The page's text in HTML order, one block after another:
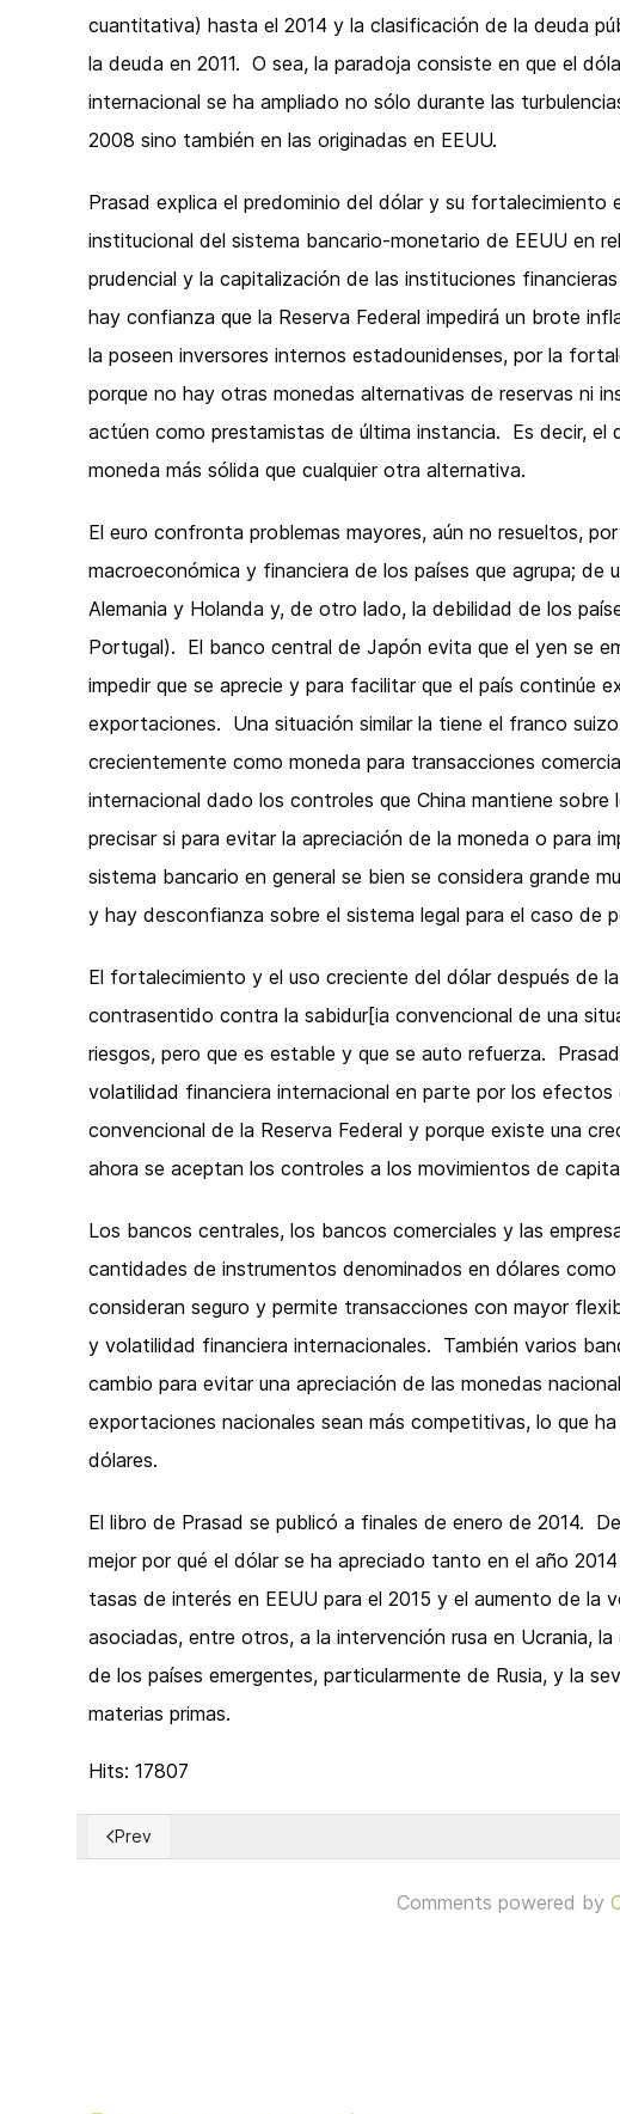
cuantitativa) hasta el 2014 y la clasificación de la deuda
la deuda en 2011. O sea, la paradoja consiste en que el
internacional se ha ampliado no sólo durante las
2008 sino también en las originadas en EEUU.
Prasad explica el predominio del dólar y su fortalecimiento
institucional del sistema bancario-monetario de EEUU en
prudencial y la capitalización de las instituciones
hay confianza que la Reserva Federal impedirá un brote
la poseen inversores internos estadounidenses, por la
porque no hay otras monedas alternativas de reservas ni
actúen como prestamistas de última instancia. Es decir, el
moneda más sólida que cualquier otra alternativa.
El euro confronta problemas mayores, aún no resueltos,
macroeconómica y financiera de los países que agrupa;
Alemania y Holanda y, de otro lado, la debilidad de los
Portugal). El banco central de Japón evita que el yen se
impedir que se aprecie y para facilitar que el país continúe
exportaciones. Una situación similar la tiene el franco
crecientemente como moneda para transacciones
internacional dado los controles que China mantiene
precisar si para evitar la apreciación de la moneda o para
sistema bancario en general se bien se considera grande
y hay desconfianza sobre el sistema legal para el caso de
El fortalecimiento y el uso creciente del dólar después de
contrasentido contra la sabidur[ia convencional de una
riesgos, pero que es estable y que se auto refuerza.
volatilidad financiera internacional en parte por los
convencional de la Reserva Federal y porque existe una
ahora se aceptan los controles a los movimientos de
Los bancos centrales, los bancos comerciales y las
cantidades de instrumentos denominados en dólares
consideran seguro y permite transacciones con mayor
y volatilidad financiera internacionales. También varios
cambio para evitar una apreciación de las monedas
exportaciones nacionales sean más competitivas, lo que
dólares.
El libro de Prasad se publicó a finales de enero de 2014.
mejor por qué el dólar se ha apreciado tanto en el año
tasas de interés en EEUU para el 2015 y el aumento de la
asociadas, entre otros, a la intervención rusa en Ucrania,
de los países emergentes, particularmente de Rusia, y la
materias primas.
Hits: 17807
Previous article: Political Order and Political Decay
Prev
Comments powered by